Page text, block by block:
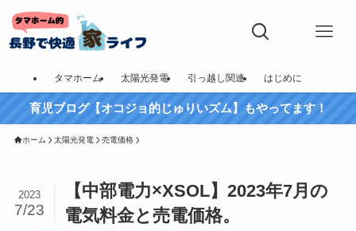
タマホーム 太陽光発電 引っ越し関連 はじめに
育児ブログ【オコジョ的じゅりいズム】もやってます！
ホーム 太陽光発電 売電価格
【中部電力×XSOL】2023年7月の
電気料金と売電価格。
2023
7/23